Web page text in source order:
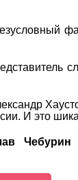
И это
Чебурин